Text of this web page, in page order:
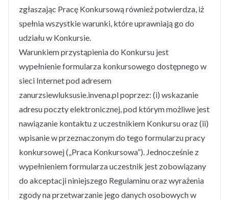
zgłaszając Pracę Konkursową również potwierdza, iż
spełnia wszystkie warunki, które uprawniają go do
udziału w Konkursie.
Warunkiem przystąpienia do Konkursu jest
wypełnienie formularza konkursowego dostępnego w
sieci Internet pod adresem
zanurzsiewluksusie.invena.pl poprzez: (i) wskazanie
adresu poczty elektronicznej, pod którym możliwe jest
nawiązanie kontaktu z uczestnikiem Konkursu oraz (ii)
wpisanie w przeznaczonym do tego formularzu pracy
konkursowej („Praca Konkursowa”). Jednocześnie z
wypełnieniem formularza uczestnik jest zobowiązany
do akceptacji niniejszego Regulaminu oraz wyrażenia
zgody na przetwarzanie jego danych osobowych w